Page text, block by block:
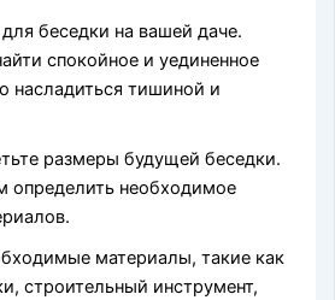
беседки на вашей даче.
спокойное и уединенное
насладиться тишиной и
размеры будущей беседки.
определить необходимое
материалы, такие как
строительный инструмент,